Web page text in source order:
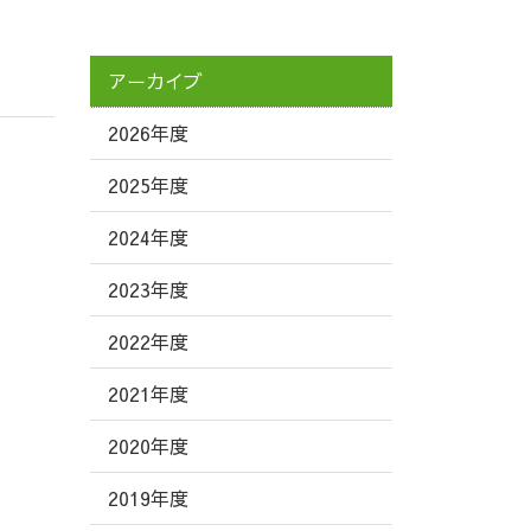
アーカイブ
2026年度
2025年度
2024年度
2023年度
2022年度
2021年度
2020年度
2019年度